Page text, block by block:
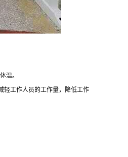
温。
轻工作人员的工作量，降低工作